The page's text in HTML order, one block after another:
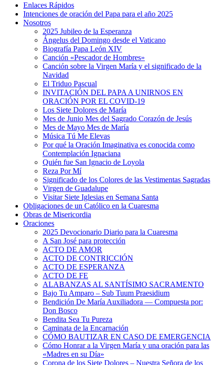
Enlaces Rápidos
Intenciones de oración del Papa para el año 2025
Nosotros
2025 Jubileo de la Esperanza
Ángelus del Domingo desde el Vaticano
Biografía Papa León XIV
Canción «Pescador de Hombres»
Canción sobre la Virgen María y el significado de la
Navidad
El Triduo Pascual
INVITACIÓN DEL PAPA A UNIRNOS EN
ORACIÓN POR EL COVID-19
Los Siete Dolores de María
Mes de Junio Mes del Sagrado Corazón de Jesús
Mes de Mayo Mes de María
Música Tú Me Elevas
Por qué la Oración Imaginativa es conocida como
Contemplación Ignaciana
Quién fue San Ignacio de Loyola
Reza Por Mí
Significado de los Colores de las Vestimentas Sagradas
Virgen de Guadalupe
Visitar Siete Iglesias en Semana Santa
Obligaciones de un Católico en la Cuaresma
Obras de Misericordia
Oraciones
2025 Devocionario Diario para la Cuaresma
A San José para protección
ACTO DE AMOR
ACTO DE CONTRICCIÓN
ACTO DE ESPERANZA
ACTO DE FE
ALABANZAS AL SANTÍSIMO SACRAMENTO
Bajo Tu Amparo – Sub Tuum Praesidium
Bendición De María Auxiliadora — Compuesta por:
Don Bosco
Bendita Sea Tu Pureza
Caminata de la Encarnación
CÓMO BAUTIZAR EN CASO DE EMERGENCIA
Cómo Honrar a la Virgen María y una oración para las
«Madres en su Día»
Corona de los Siete Dolores – Nuestra Señora de los